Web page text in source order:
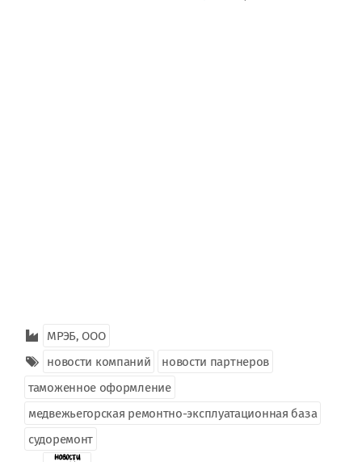
МРЭБ, ООО
новости компаний
новости партнеров
таможенное оформление
медвежьегорская ремонтно-эксплуатационная база
судоремонт